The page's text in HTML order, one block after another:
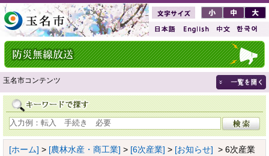
玉名市コンテンツ
[ホーム] > [農林水産・商工業] > [6次産業] > [お知らせ] > 6次産業